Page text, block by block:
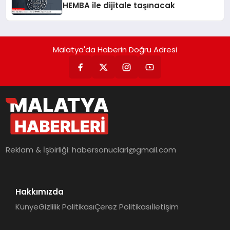
HEMBA ile dijitale taşınacak
Malatya'da Haberin Doğru Adresi
Reklam & İşbirliği:habersonuclari@gmail.com
Hakkımızda
KünyeGizlilik PolitikasıÇerez Politikasıİletişim